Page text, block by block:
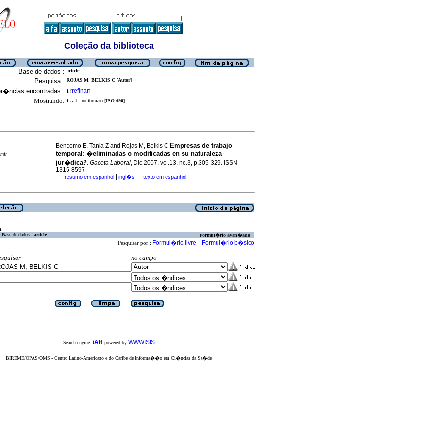
Coleção da biblioteca
Base de dados : article
Pesquisa : ROJAS M, BELKIS C [Autor]
encontradas : 1 [refinar]
Mostrando: 1 .. 1 no formato [ISO 690]
Bencomo E, Tania Z and Rojas M, Belkis C Empresas de trabajo
temporal : �eliminadas o modificadas en su naturaleza
jur�dica?. Gaceta Laboral, Dic 2007, vol.13, no.3, p.305-329. ISSN
1315-8597
· resumo em espanhol ingl�s · texto em espanhol
Base de dados : article Formul�rio avan�ado
Pesquisar por : Formul�rio livre Formul�rio b�sico
no campo
Search engine: iAH powered by WWWISIS
BIREME/OPAS/OMS - Centro Latino-Americano e do Caribe de Informa��o em Ci�ncias da Sa�de